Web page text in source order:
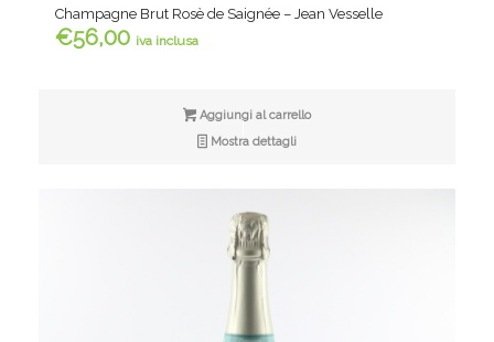
Champagne Brut Rosè de Saignée – Jean Vesselle
€56,00 iva inclusa
Aggiungi al carrello
Mostra dettagli